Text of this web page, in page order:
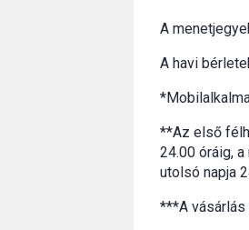
A
A havi
**Az első
24.00 óráig,
utolsó napja
***A vásárlás